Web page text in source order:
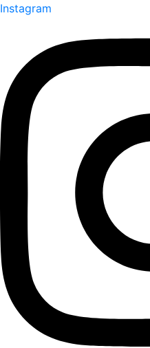
Instagram